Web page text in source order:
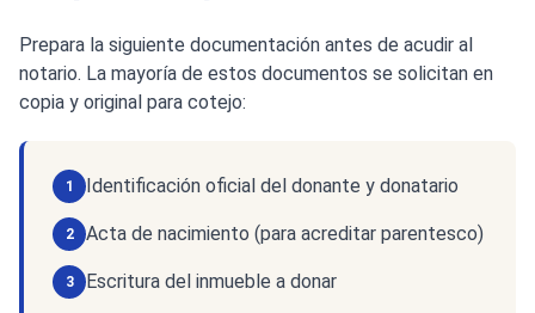
Prepara la siguiente documentación antes de acudir al
notario. La mayoría de estos documentos se solicitan en
copia y original para cotejo:
1 Identificación oficial del donante y donatario
2 Acta de nacimiento (para acreditar parentesco)
3 Escritura del inmueble a donar